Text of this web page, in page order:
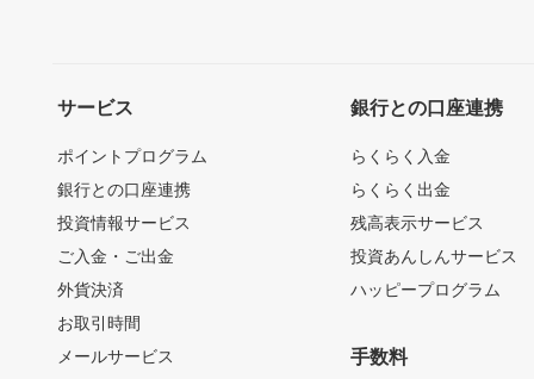
サービス
ポイントプログラム
銀行との口座連携
投資情報サービス
ご入金・ご出金
外貨決済
お取引時間
メールサービス
銀行との口座連携
らくらく入金
らくらく出金
残高表示サービス
投資あんしんサービス
ハッピープログラム
手数料